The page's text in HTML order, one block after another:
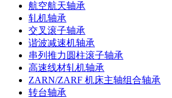
航空航天轴承
轧机轴承
交叉滚子轴承
谐波减速机轴承
串列推力圆柱滚子轴承
高速线材轧机轴承
ZARN/ZARF 机床主轴组合轴承
转台轴承